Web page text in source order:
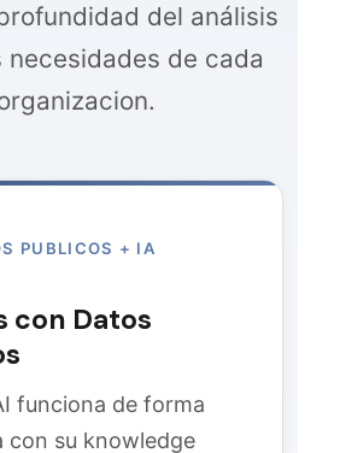
del análisis
necesidades de cada
PUBLICOS + IA
con Datos
funciona de forma
con su knowledge